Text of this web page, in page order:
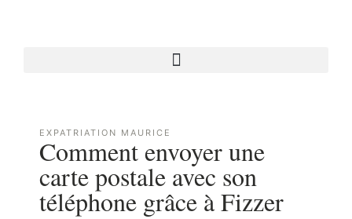
EXPATRIATION MAURICE
Comment envoyer une
carte postale avec son
téléphone grâce à Fizzer